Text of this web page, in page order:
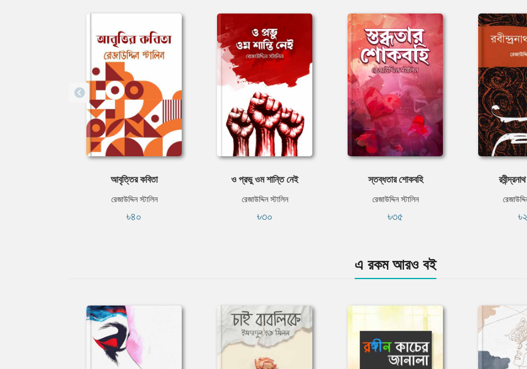
আবৃত্তির কবিতা
রেজাউদ্দিন স্টালিন
৳৪০
ও প্রভু ওম শান্তি নেই
রেজাউদ্দিন স্টালিন
৳৩০
স্তব্ধতার শোকবহি
রেজাউদ্দিন স্টালিন
৳৩৫
এ রকম আরও বই